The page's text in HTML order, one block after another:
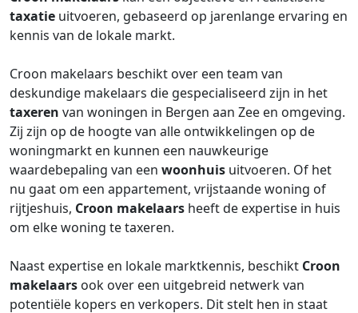
taxatie uitvoeren, gebaseerd op jarenlange ervaring en
kennis van de lokale markt.
Croon makelaars beschikt over een team van
deskundige makelaars die gespecialiseerd zijn in het
taxeren van woningen in Bergen aan Zee en omgeving.
Zij zijn op de hoogte van alle ontwikkelingen op de
woningmarkt en kunnen een nauwkeurige
waardebepaling van een woonhuis uitvoeren. Of het
nu gaat om een appartement, vrijstaande woning of
rijtjeshuis, Croon makelaars heeft de expertise in huis
om elke woning te taxeren.
Naast expertise en lokale marktkennis, beschikt Croon
makelaars ook over een uitgebreid netwerk van
potentiële kopers en verkopers. Dit stelt hen in staat